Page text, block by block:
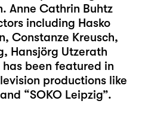
Anne Cathrin Buhtz
including Hasko
Constanze Kreusch,
Hansjörg Utzerath
has been featured in
productions like
“SOKO Leipzig”.